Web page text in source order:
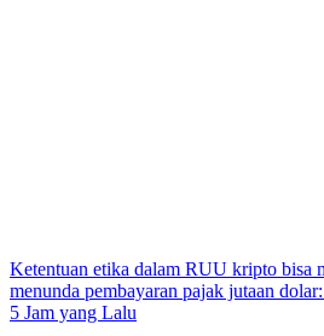
Ketentuan etika dalam RUU kripto bisa
menunda pembayaran pajak jutaan
5 Jam yang Lalu